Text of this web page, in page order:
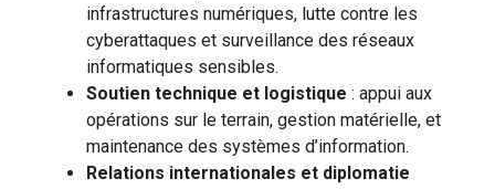
infrastructures numériques, lutte contre les
cyberattaques et surveillance des réseaux
informatiques sensibles.
Soutien technique et logistique : appui aux
opérations sur le terrain, gestion matérielle, et
maintenance des systèmes d’information.
Relations internationales et diplomatie